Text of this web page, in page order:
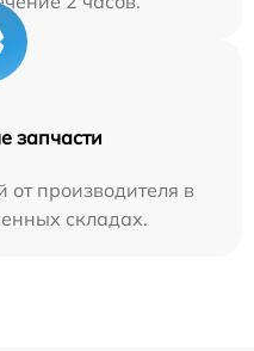
запчасти
от производителя в
складах.